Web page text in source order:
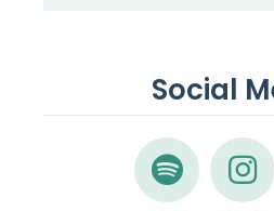
Social